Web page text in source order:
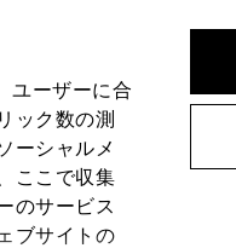
ユーザーに合
ック数の測
ーシャルメ
ここで収集
のサービス
ブサイトの
おでかけ トヨタグラム